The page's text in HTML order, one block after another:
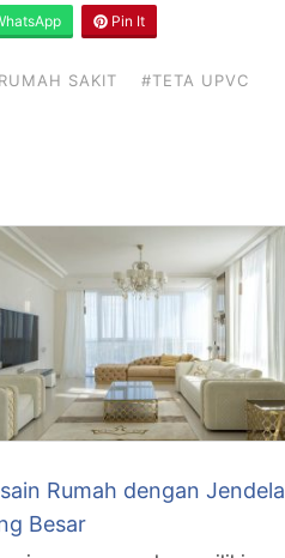
Pin It
SAKIT
#TETA UPVC
Rumah dengan Jendela
Besar